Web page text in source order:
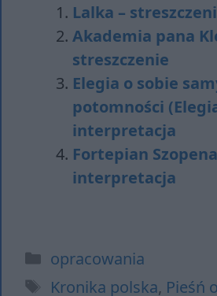
Lalka –
Akademia pana
streszczenie
Elegia o sobie
potomności
interpretacja
Fortepian
interpretacja
Kategorie
opracowania
Tagi
Kronika polska, Pieśń